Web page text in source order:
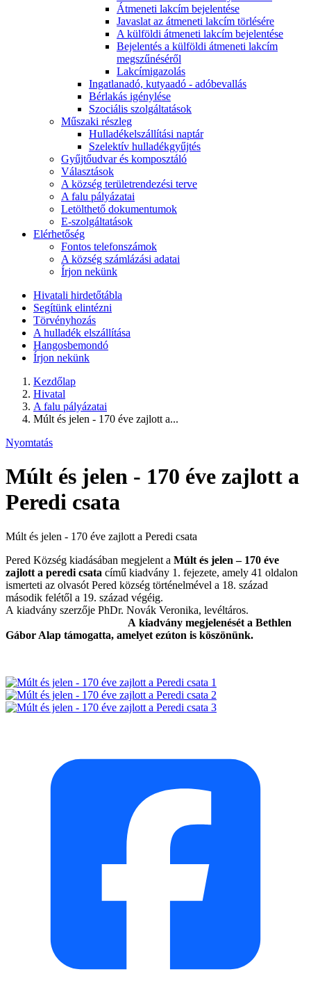
Átmeneti lakcím bejelentése
Javaslat az átmeneti lakcím törlésére
A külföldi átmeneti lakcím bejelentése
Bejelentés a külföldi átmeneti lakcím
megszűnéséről
Lakcímigazolás
Ingatlanadó, kutyaadó - adóbevallás
Bérlakás igénylése
Szociális szolgáltatások
Műszaki részleg
Hulladékelszállítási naptár
Szelektív hulladékgyűjtés
Gyűjtőudvar és komposztáló
Választások
A község területrendezési terve
A falu pályázatai
Letölthető dokumentumok
E-szolgáltatások
Elérhetőség
Fontos telefonszámok
A község számlázási adatai
Írjon nekünk
Hivatali hirdetőtábla
Segítünk elintézni
Törvényhozás
A hulladék elszállítása
Hangosbemondó
Írjon nekünk
Kezdőlap
Hivatal
A falu pályázatai
Múlt és jelen - 170 éve zajlott a...
Nyomtatás
Múlt és jelen - 170 éve zajlott a
Peredi csata
Múlt és jelen - 170 éve zajlott a Peredi csata
Pered Község kiadásában megjelent a Múlt és jelen – 170 éve
zajlott a peredi csata című kiadvány 1. fejezete, amely 41 oldalon
ismerteti az olvasót Pered község történelmével a 18. század
második felétől a 19. század végéig.
A kiadvány szerzője PhDr. Novák Veronika, levéltáros.
A kiadvány megjelenését a Bethlen
Gábor Alap támogatta, amelyet ezúton is köszönünk.